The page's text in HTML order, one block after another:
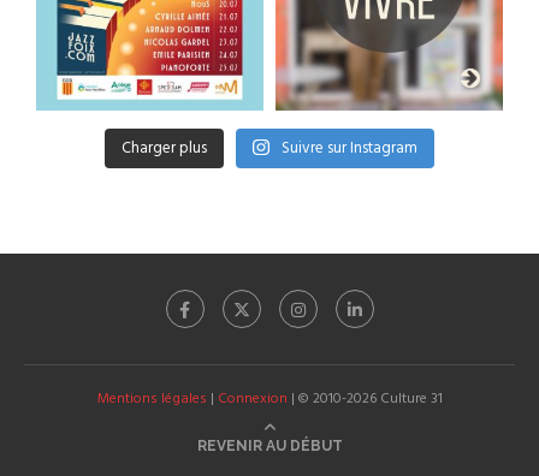
Charger plus Suivre sur Instagram
Mentions légales | Connexion | © 2010-2026 Culture 31
REVENIR AU DÉBUT